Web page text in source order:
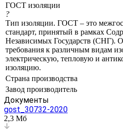
ГОСТ изоляции
?
Тип изоляции. ГОСТ – это
стандарт, принятый в рамках
Независимых Государств (СНГ).
требования к различным видам
электрическую, тепловую и
изоляцию.
Страна производства
Завод производитель
Документы
gost_30732-2020
2,3 Мб